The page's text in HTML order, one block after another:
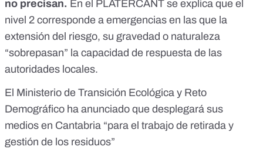
no precisan. En el PLATERCANT se explica que el
nivel 2 corresponde a emergencias en las que la
extensión del riesgo, su gravedad o naturaleza
“sobrepasan” la capacidad de respuesta de las
autoridades locales.
El Ministerio de Transición Ecológica y Reto
Demográfico ha anunciado que desplegará sus
medios en Cantabria “para el trabajo de retirada y
gestión de los residuos”